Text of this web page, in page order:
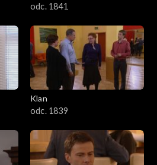
odc. 1841
Klan
odc. 1839